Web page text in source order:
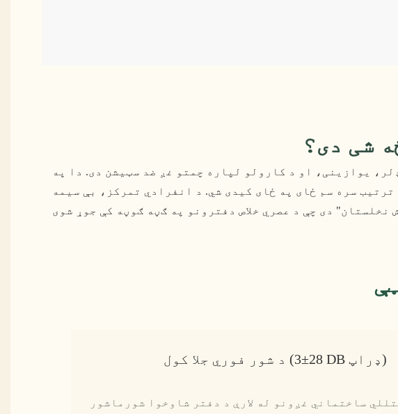
شی دی؟
یوازینی، او د کارولو لپاره چمتو غږ ضد سټیشن دی. دا په
سره سم ځای په ځای کیدی شي. د انفرادي تمرکز، بې سیمه
د شور فوري جلا کول (28±3 DB ډراپ)
ساختماني غږونو له لارې د دفتر شاوخوا شورماشور